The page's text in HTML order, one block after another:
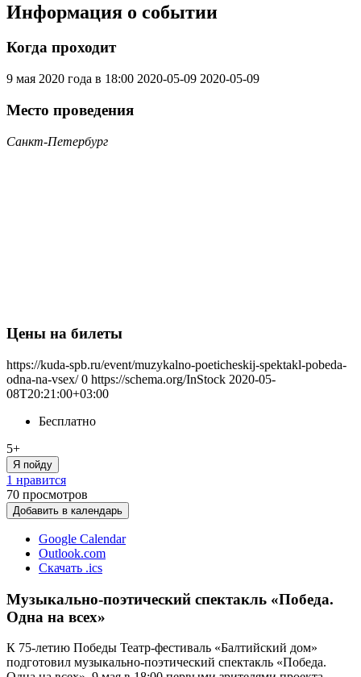
Информация о событии
Когда проходит
9 мая 2020 года в 18:00 2020-05-09 2020-05-09
Место проведения
Санкт-Петербург
Цены на билеты
https://kuda-spb.ru/event/muzykalno-poeticheskij-spektakl-pobeda-
odna-na-vsex/ 0 https://schema.org/InStock 2020-05-
08T20:21:00+03:00
Бесплатно
5+
Я пойду
1 нравится
70 просмотров
Добавить в календарь
Google Calendar
Outlook.com
Скачать .ics
Музыкально-поэтический спектакль «Победа.
Одна на всех»
К 75-летию Победы Театр-фестиваль «Балтийский дом»
подготовил музыкально-поэтический спектакль «Победа.